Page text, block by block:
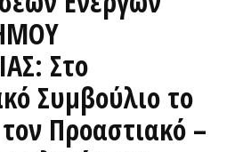
Στο
Συμβούλιο το
Προαστιακό –